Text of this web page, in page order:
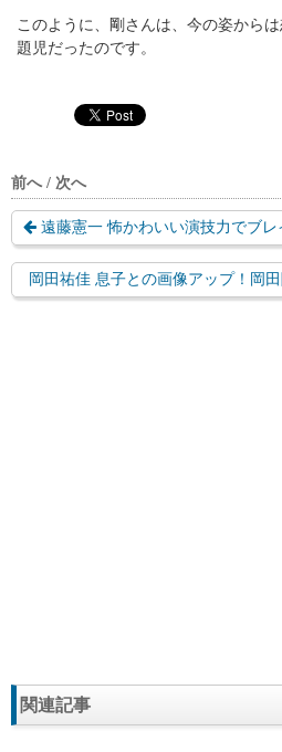
このように、剛さんは、今の姿から
題児だったのです。
前へ / 次へ
遠藤憲一 怖かわいい演技力でブレ
岡田祐佳 息子との画像アップ！岡
関連記事